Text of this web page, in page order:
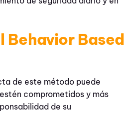
Behavior Based
de este método puede
comprometidos y más
de su